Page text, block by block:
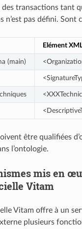
transactions tant
n’est pas défini. Sont
Elément
(main)
être qualifiées
l’ontologie.
mis en
Vitam
Vitam offre à un
plusieurs